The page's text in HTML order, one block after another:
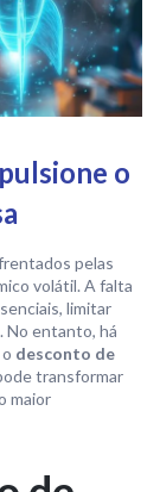
o
pelas
volátil. A falta
limitar
No entanto, há
desconto de
transformar
maior